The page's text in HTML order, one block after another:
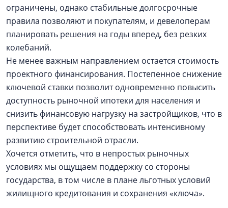
ограничены, однако стабильные долгосрочные
правила позволяют и покупателям, и девелоперам
планировать решения на годы вперед, без резких
колебаний.
Не менее важным направлением остается стоимость
проектного финансирования. Постепенное снижение
ключевой ставки позволит одновременно повысить
доступность рыночной ипотеки для населения и
снизить финансовую нагрузку на застройщиков, что в
перспективе будет способствовать интенсивному
развитию строительной отрасли.
Хочется отметить, что в непростых рыночных
условиях мы ощущаем поддержку со стороны
государства, в том числе в плане льготных условий
жилищного кредитования и сохранения «ключа».